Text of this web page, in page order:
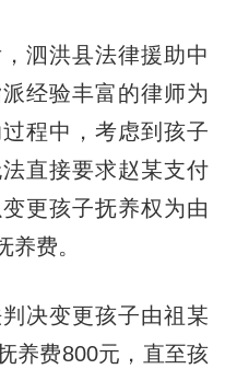
泗洪县法律援助中
经验丰富的律师为
程中，考虑到孩子
直接要求赵某支付
更孩子抚养权为由
费。
决变更孩子由祖某
养费800元，直至孩